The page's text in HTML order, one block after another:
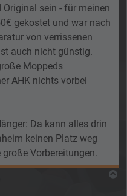
sein - für meinen
gekostet und war nach
von verrissenen
auch nicht günstig.
Moppeds
AHK nichts vorbei
Da kann alles drin
keinen Platz weg
Vorbereitungen.